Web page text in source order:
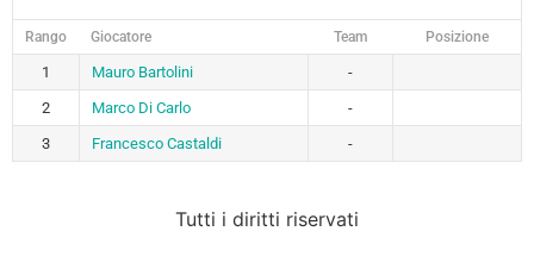
Rango Giocatore Team Posizione
1 Mauro Bartolini
-
2
Marco Di Carlo
-
3
Francesco Castaldi -
Tutti i diritti riservati